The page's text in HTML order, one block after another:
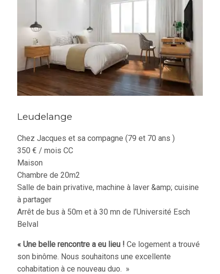
Leudelange
Chez Jacques et sa compagne (79 et 70 ans )
350 € / mois CC
Maison
Chambre de 20m2
Salle de bain privative, machine à laver &amp; cuisine
à partager
Arrêt de bus à 50m et à 30 mn de l’Université Esch
Belval
« Une belle rencontre a eu lieu ! Ce logement a trouvé
son binôme. Nous souhaitons une excellente
cohabitation à ce nouveau duo. »